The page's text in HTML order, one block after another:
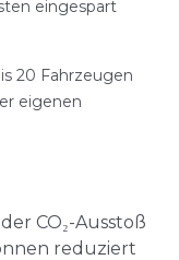
eingespart
20 Fahrzeugen
eigenen
CO₂-Ausstoß
reduziert